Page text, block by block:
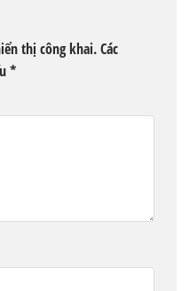
thị công khai.Các
*